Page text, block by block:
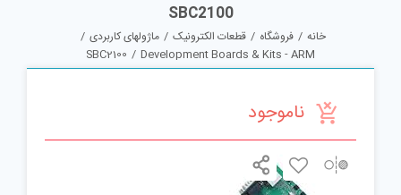
SBC2100
خانه / فروشگاه / قطعات الکترونیک / ماژولهای کاربردی /
Development Boards & Kits - ARM
/
SBC2100
ناموجود